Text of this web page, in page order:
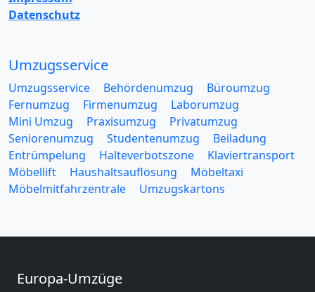
Datenschutz
Umzugsservice
Umzugsservice Behördenumzug
Büroumzug
Fernumzug
Firmenumzug
Laborumzug
Mini Umzug
Praxisumzug
Privatumzug
Seniorenumzug
Studentenumzug
Beiladung
Entrümpelung
Halteverbotszone
Klaviertransport
Möbellift
Haushaltsauflösung
Möbeltaxi
Möbelmitfahrzentrale
Umzugskartons
Europa-Umzüge